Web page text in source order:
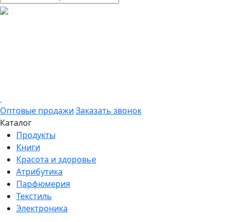
Оптовые продажи Заказать звонок
Каталог
Продукты
Книги
Красота и здоровье
Атрибутика
Парфюмерия
Текстиль
Электроника